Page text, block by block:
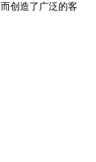
创造了广泛的客